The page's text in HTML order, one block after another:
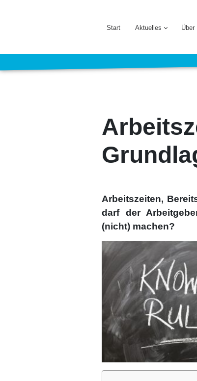
Start Aktuelles Über
Arbeits­zei­ten,
darf der
(nicht) machen?